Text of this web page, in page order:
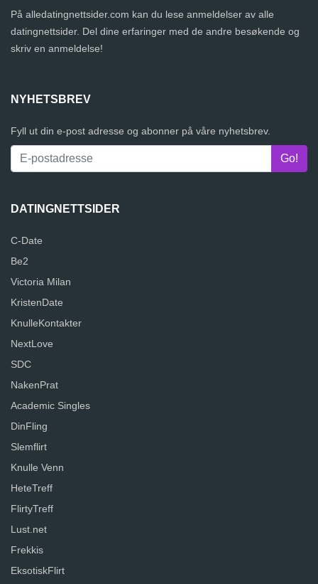
På alledatingnettsider.com kan du lese anmeldelser av alle
datingnettsider. Del dine erfaringer med de andre besøkende og
skriv en anmeldelse!
NYHETSBREV
Fyll ut din e-post adresse og abonner på våre nyhetsbrev.
DATINGNETTSIDER
C-Date
Be2
Victoria Milan
KristenDate
KnulleKontakter
NextLove
SDC
NakenPrat
Academic Singles
DinFling
Slemflirt
Knulle Venn
HeteTreff
FlirtyTreff
Lust.net
Frekkis
EksotiskFlirt